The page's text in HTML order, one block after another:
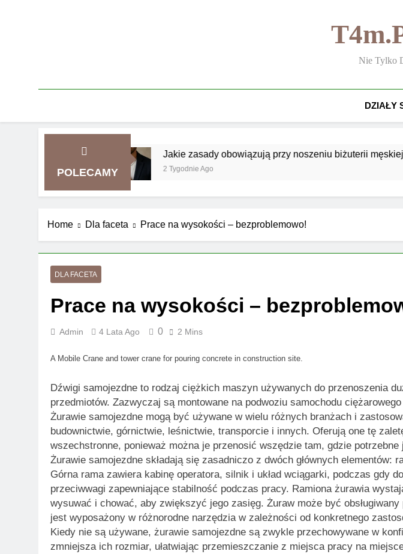
Nie Tylko
DZIAŁY
POLECAMY
Jakie zasady obowiązują przy noszeniu biżuterii męskiej
2 Tygodnie Ago
Home Dla faceta Prace na wysokości – bezproblemowo!
DLA FACETA
Prace na wysokości –
Admin 4 Lata Ago 0 2 Mins
A Mobile Crane and tower crane for pouring concrete in construction site.
Dźwigi samojezdne to rodzaj ciężkich maszyn używanych do przenoszenia
przedmiotów. Zazwyczaj są montowane na podwoziu samochodu
Żurawie samojezdne mogą być używane w wielu różnych branżach i
budownictwie, górnictwie, leśnictwie, transporcie i innych. Oferują one tę
wszechstronne, ponieważ można je przenosić wszędzie tam, gdzie potrzebne
Żurawie samojezdne składają się zasadniczo z dwóch głównych elementów:
Górna rama zawiera kabinę operatora, silnik i układ wciągarki, podczas gdy
przeciwwagi zapewniające stabilność podczas pracy. Ramiona żurawia
wysuwać i chować, aby zwiększyć jego zasięg. Żuraw może być
jest wyposażony w różnorodne narzędzia w zależności od konkretnego
Kiedy nie są używane, żurawie samojezdne są zwykle przechowywane w
zmniejsza ich rozmiar, ułatwiając przemieszczanie z miejsca pracy na